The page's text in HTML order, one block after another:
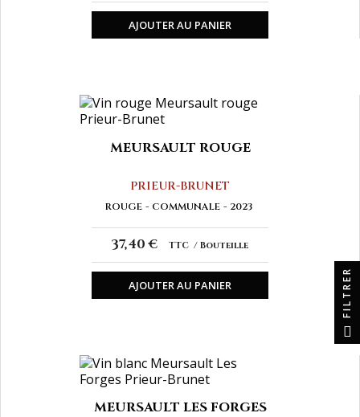
AJOUTER AU PANIER
MEURSAULT ROUGE
PRIEUR-BRUNET
ROUGE COMMUNALE 2023
37,40 € TTC Bouteille
AJOUTER AU PANIER
MEURSAULT LES FORGES
FILTRER